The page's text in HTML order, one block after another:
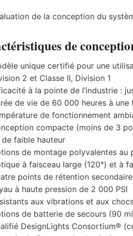
de la conception du
de
unique certifié pour une
2 et Classe II, Division 1
à la pointe de l’industrie :
de vie de 60 000 heures à
de fonctionnement
compacte (moins de 3
de faible hauteur
de montage polyvalentes au
à faisceau large (120°) et à
points de rétention secondaire
à haute pression de 2 000 PSI
aux vibrations et aux
de batterie de secours (90
DesignLights Consortium®